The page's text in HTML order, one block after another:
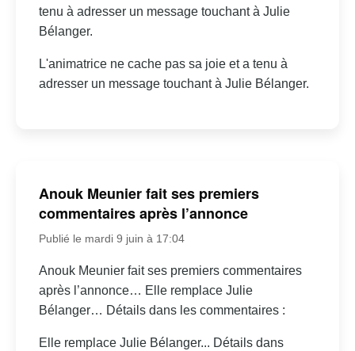
tenu à adresser un message touchant à Julie
Bélanger.
L'animatrice ne cache pas sa joie et a tenu à
adresser un message touchant à Julie Bélanger.
Anouk Meunier fait ses premiers
commentaires après l’annonce
Publié le mardi 9 juin à 17:04
Anouk Meunier fait ses premiers commentaires
après l’annonce… Elle remplace Julie
Bélanger… Détails dans les commentaires :
Elle remplace Julie Bélanger... Détails dans